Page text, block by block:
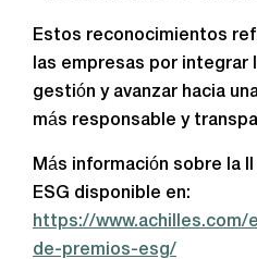
Estos reconocimientos
las empresas por integrar
gestión y avanzar hacia
más responsable y
Más información sobre la
ESG disponible en:
https://
de-premios-esg/